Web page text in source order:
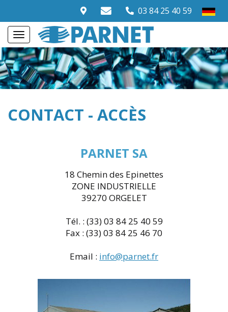
03 84 25 40 59
CONTACT - ACCÈS
PARNET SA
18 Chemin des Epinettes
ZONE INDUSTRIELLE
39270 ORGELET
Tél. : (33) 03 84 25 40 59
Fax : (33) 03 84 25 46 70
Email : info@parnet.fr